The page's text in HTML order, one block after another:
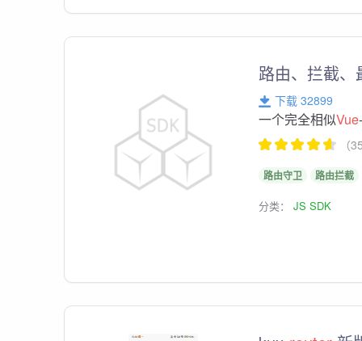
路由、拦截
下载 32899
一个完全相似Vue
（
路由守卫 路由拦截
分类：JS SDK